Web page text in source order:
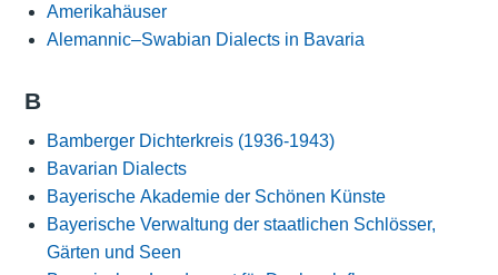
Amerikahäuser
Alemannic–Swabian Dialects in Bavaria
B
Bamberger Dichterkreis (1936-1943)
Bavarian Dialects
Bayerische Akademie der Schönen Künste
Bayerische Verwaltung der staatlichen Schlösser,
Gärten und Seen